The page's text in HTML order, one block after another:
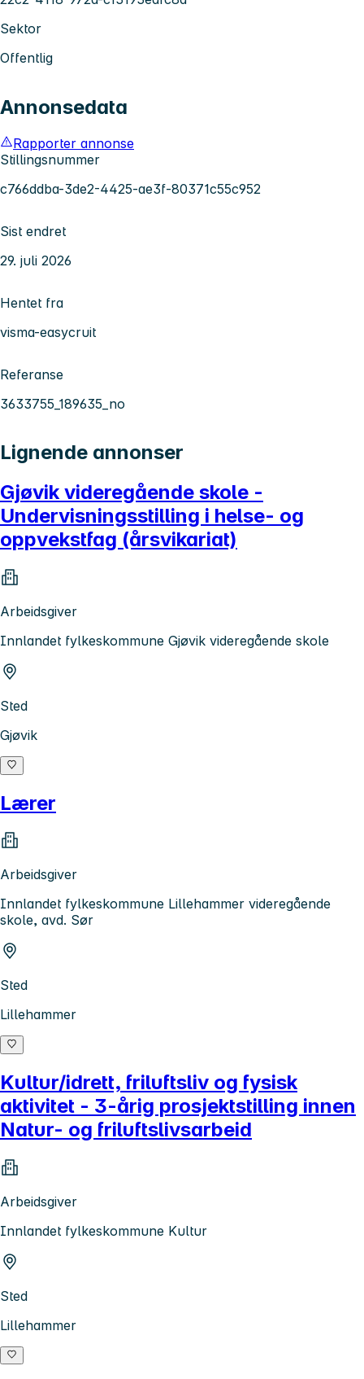
Sektor
Offentlig
Annonsedata
Rapporter annonse
Stillingsnummer
c766ddba-3de2-4425-ae3f-80371c55c952
Sist endret
29. juli 2026
Hentet fra
visma-easycruit
Referanse
3633755_189635_no
Lignende annonser
Gjøvik videregående skole -
Undervisningsstilling i helse- og
oppvekstfag (årsvikariat)
Arbeidsgiver
Innlandet fylkeskommune Gjøvik videregående skole
Sted
Gjøvik
Lærer
Arbeidsgiver
Innlandet fylkeskommune Lillehammer videregående
skole, avd. Sør
Sted
Lillehammer
Kultur/idrett, friluftsliv og fysisk
aktivitet - 3-årig prosjektstilling innen
Natur- og friluftslivsarbeid
Arbeidsgiver
Innlandet fylkeskommune Kultur
Sted
Lillehammer